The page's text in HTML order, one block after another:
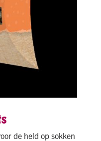
de held op sokken